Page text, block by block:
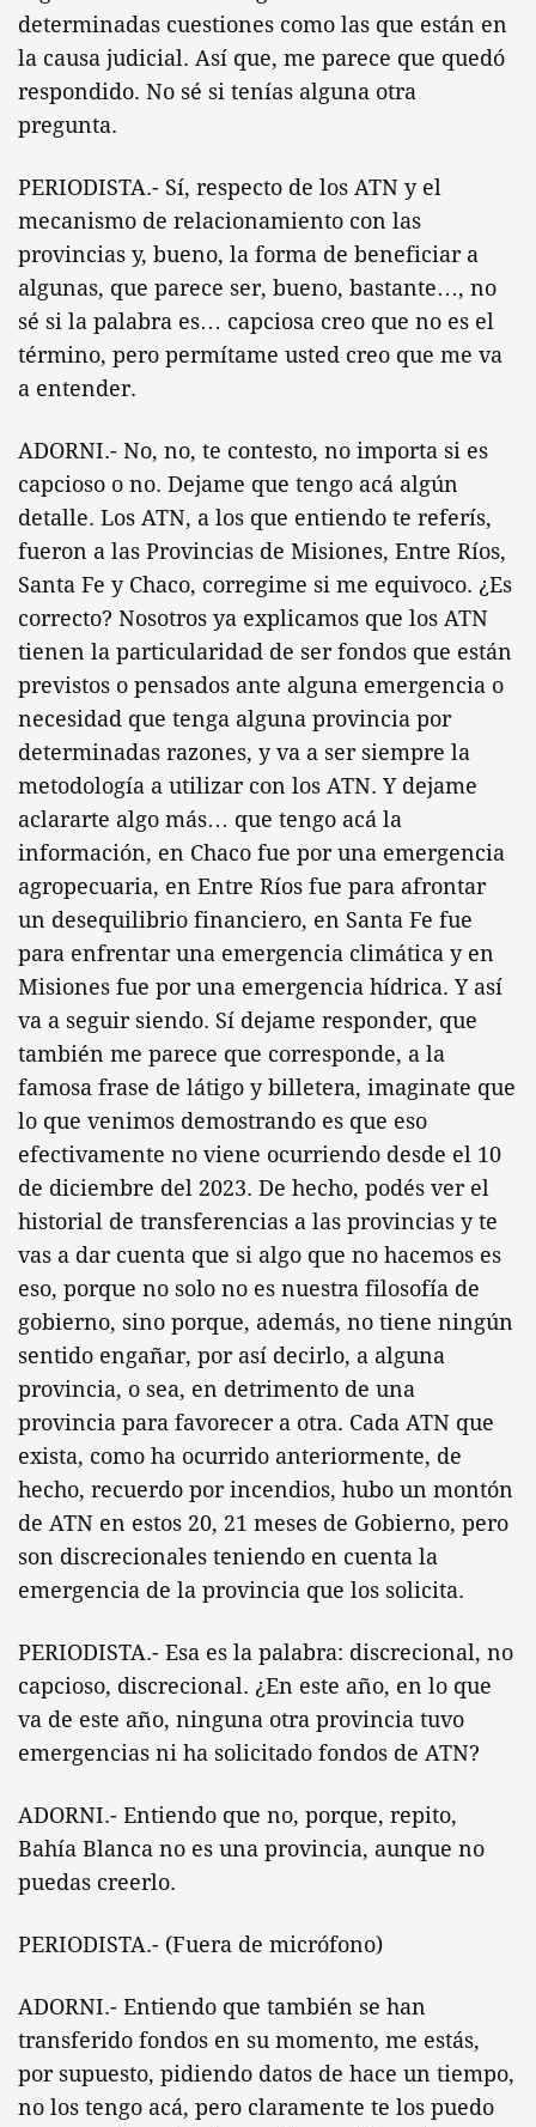
determinadas cuestiones como las que están en
la causa judicial. Así que, me parece que quedó
respondido. No sé si tenías alguna otra
pregunta.
PERIODISTA.- Sí, respecto de los ATN y el
mecanismo de relacionamiento con las
provincias y, bueno, la forma de beneficiar a
algunas, que parece ser, bueno, bastante…, no
sé si la palabra es… capciosa creo que no es el
término, pero permítame usted creo que me va
a entender.
ADORNI.- No, no, te contesto, no importa si es
capcioso o no. Dejame que tengo acá algún
detalle. Los ATN, a los que entiendo te referís,
fueron a las Provincias de Misiones, Entre Ríos,
Santa Fe y Chaco, corregime si me equivoco. ¿Es
correcto? Nosotros ya explicamos que los ATN
tienen la particularidad de ser fondos que están
previstos o pensados ante alguna emergencia o
necesidad que tenga alguna provincia por
determinadas razones, y va a ser siempre la
metodología a utilizar con los ATN. Y dejame
aclararte algo más… que tengo acá la
información, en Chaco fue por una emergencia
agropecuaria, en Entre Ríos fue para afrontar
un desequilibrio financiero, en Santa Fe fue
para enfrentar una emergencia climática y en
Misiones fue por una emergencia hídrica. Y así
va a seguir siendo. Sí dejame responder, que
también me parece que corresponde, a la
famosa frase de látigo y billetera, imaginate que
lo que venimos demostrando es que eso
efectivamente no viene ocurriendo desde el 10
de diciembre del 2023. De hecho, podés ver el
historial de transferencias a las provincias y te
vas a dar cuenta que si algo que no hacemos es
eso, porque no solo no es nuestra filosofía de
gobierno, sino porque, además, no tiene ningún
sentido engañar, por así decirlo, a alguna
provincia, o sea, en detrimento de una
provincia para favorecer a otra. Cada ATN que
exista, como ha ocurrido anteriormente, de
hecho, recuerdo por incendios, hubo un montón
de ATN en estos 20, 21 meses de Gobierno, pero
son discrecionales teniendo en cuenta la
emergencia de la provincia que los solicita.
PERIODISTA.- Esa es la palabra: discrecional, no
capcioso, discrecional. ¿En este año, en lo que
va de este año, ninguna otra provincia tuvo
emergencias ni ha solicitado fondos de ATN?
ADORNI.- Entiendo que no, porque, repito,
Bahía Blanca no es una provincia, aunque no
puedas creerlo.
PERIODISTA.- (Fuera de micrófono)
ADORNI.- Entiendo que también se han
transferido fondos en su momento, me estás,
por supuesto, pidiendo datos de hace un tiempo,
no los tengo acá, pero claramente te los puedo